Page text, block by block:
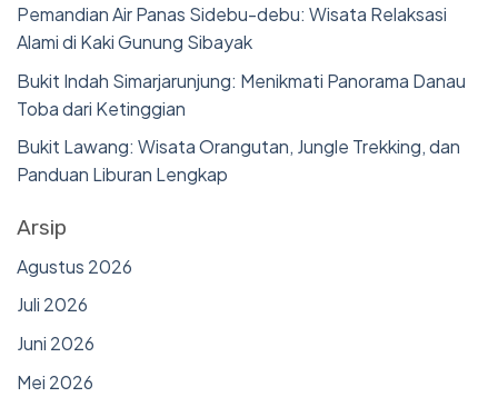
Pemandian Air Panas Sidebu-debu: Wisata Relaksasi
Alami di Kaki Gunung Sibayak
Bukit Indah Simarjarunjung: Menikmati Panorama Danau
Toba dari Ketinggian
Bukit Lawang: Wisata Orangutan, Jungle Trekking, dan
Panduan Liburan Lengkap
Arsip
Agustus 2026
Juli 2026
Juni 2026
Mei 2026